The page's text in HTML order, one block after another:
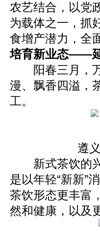
农艺结合，以党
为载体之一，抓
食增产潜力，全
培育新业态——
阳春三月，万
漫、飘香四溢，
工。
遵义
新式茶饮的兴
是以年轻“新新”
茶饮形态更丰富
然和健康，以及